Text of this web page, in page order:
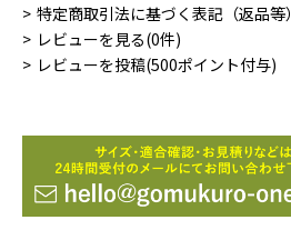
特定商取引法に基づく表記（返品等）
レビューを見る(0件)
レビューを投稿(500ポイント付与)